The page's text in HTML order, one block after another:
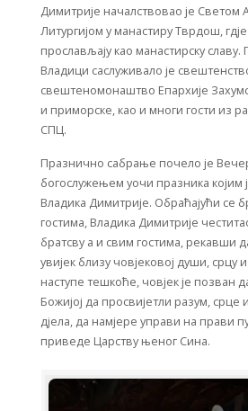
Димитрије началствовао је Светом
Литургијом у манастиру Тврдош,
прослављају као манастирску
Владици саслуживало је
свештеномонаштво Епархије
и приморске, као и многи гости из
СПЦ.
Празнично сабрање почело је
богослужењем уочи празника којим
Владика Димитрије. Обраћајући се
гостима, Владика Димитрије
братсву а и свим гостима, рекавши
увијек близу човјековој души, срцу
наступе тешкоће, човјек је позван
Божијој да просвијетли разум, срце
дјела, да намјере управи на прави
приведе Царству њеног Сина.